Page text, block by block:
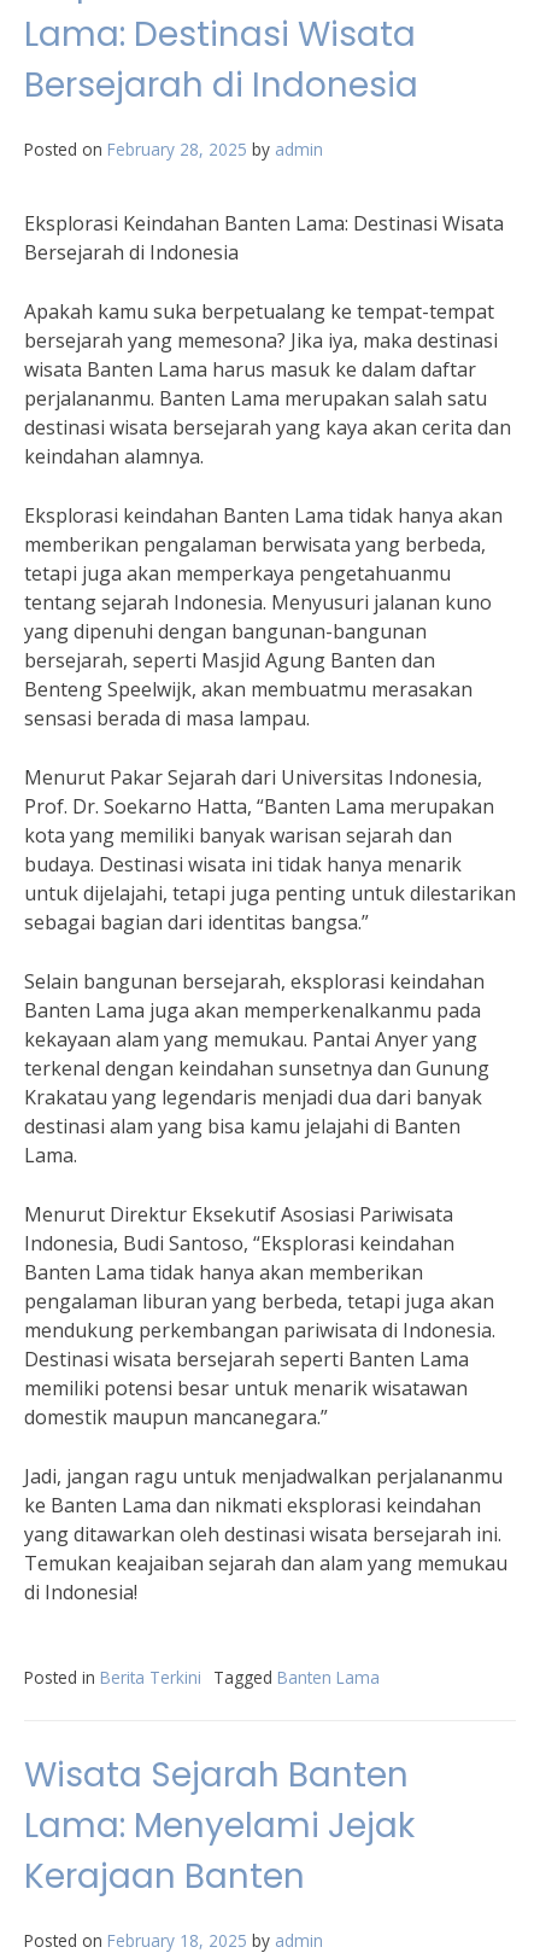
Lama: Destinasi Wisata
Bersejarah di Indonesia
Posted on February 28, 2025 by admin
Eksplorasi Keindahan Banten Lama: Destinasi Wisata
Bersejarah di Indonesia
Apakah kamu suka berpetualang ke tempat-tempat
bersejarah yang memesona? Jika iya, maka destinasi
wisata Banten Lama harus masuk ke dalam daftar
perjalananmu. Banten Lama merupakan salah satu
destinasi wisata bersejarah yang kaya akan cerita dan
keindahan alamnya.
Eksplorasi keindahan Banten Lama tidak hanya akan
memberikan pengalaman berwisata yang berbeda,
tetapi juga akan memperkaya pengetahuanmu
tentang sejarah Indonesia. Menyusuri jalanan kuno
yang dipenuhi dengan bangunan-bangunan
bersejarah, seperti Masjid Agung Banten dan
Benteng Speelwijk, akan membuatmu merasakan
sensasi berada di masa lampau.
Menurut Pakar Sejarah dari Universitas Indonesia,
Prof. Dr. Soekarno Hatta, “Banten Lama merupakan
kota yang memiliki banyak warisan sejarah dan
budaya. Destinasi wisata ini tidak hanya menarik
untuk dijelajahi, tetapi juga penting untuk dilestarikan
sebagai bagian dari identitas bangsa.”
Selain bangunan bersejarah, eksplorasi keindahan
Banten Lama juga akan memperkenalkanmu pada
kekayaan alam yang memukau. Pantai Anyer yang
terkenal dengan keindahan sunsetnya dan Gunung
Krakatau yang legendaris menjadi dua dari banyak
destinasi alam yang bisa kamu jelajahi di Banten
Lama.
Menurut Direktur Eksekutif Asosiasi Pariwisata
Indonesia, Budi Santoso, “Eksplorasi keindahan
Banten Lama tidak hanya akan memberikan
pengalaman liburan yang berbeda, tetapi juga akan
mendukung perkembangan pariwisata di Indonesia.
Destinasi wisata bersejarah seperti Banten Lama
memiliki potensi besar untuk menarik wisatawan
domestik maupun mancanegara.”
Jadi, jangan ragu untuk menjadwalkan perjalananmu
ke Banten Lama dan nikmati eksplorasi keindahan
yang ditawarkan oleh destinasi wisata bersejarah ini.
Temukan keajaiban sejarah dan alam yang memukau
di Indonesia!
Posted in Berita Terkini Tagged Banten Lama
Wisata Sejarah Banten
Lama: Menyelami Jejak
Kerajaan Banten
Posted on February 18, 2025 by admin